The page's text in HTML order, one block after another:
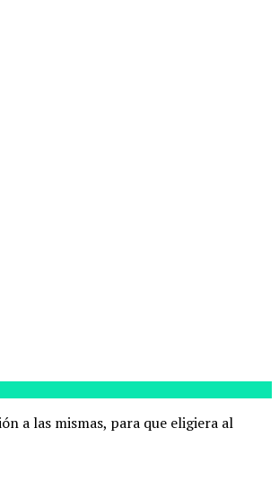
a las mismas, para que eligiera al